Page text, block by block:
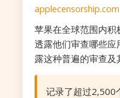
applecensorship.com
苹果在全球范围内
透露他们审查哪些
露这种普遍的审查及
记录了超过2,500